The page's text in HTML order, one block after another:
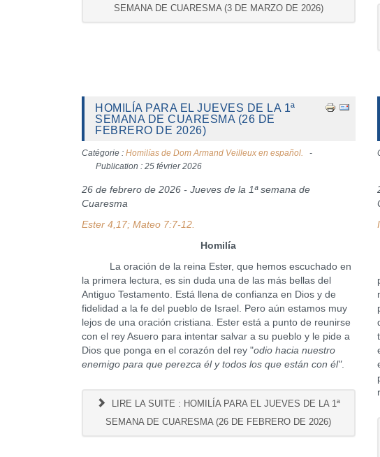
SEMANA DE CUARESMA (3 DE MARZO DE 2026)
HOMILÍA PARA EL JUEVES DE LA 1ª
SEMANA DE CUARESMA (26 DE
FEBRERO DE 2026)
Catégorie : Homilías de Dom Armand Veilleux en español.
Publication : 25 février 2026
26 de febrero de 2026 - Jueves de la 1ª semana de
Cuaresma
Ester 4,17; Mateo 7:7-12.
Homilía
La oración de la reina Ester, que hemos escuchado en
la primera lectura, es sin duda una de las más bellas del
Antiguo Testamento. Está llena de confianza en Dios y de
fidelidad a la fe del pueblo de Israel. Pero aún estamos muy
lejos de una oración cristiana. Ester está a punto de reunirse
con el rey Asuero para intentar salvar a su pueblo y le pide a
Dios que ponga en el corazón del rey "odio hacia nuestro
enemigo para que perezca él y todos los que están con él".
LIRE LA SUITE : HOMILÍA PARA EL JUEVES DE LA 1ª
SEMANA DE CUARESMA (26 DE FEBRERO DE 2026)